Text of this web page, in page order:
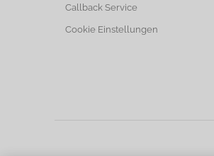
Callback Service
Cookie Einstellungen